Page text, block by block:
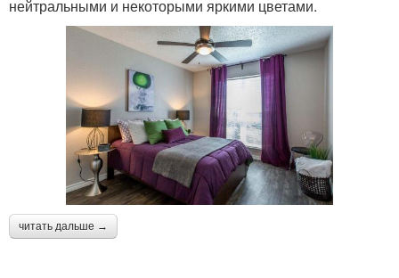
нейтральными и некоторыми яркими цветами.
читать дальше →